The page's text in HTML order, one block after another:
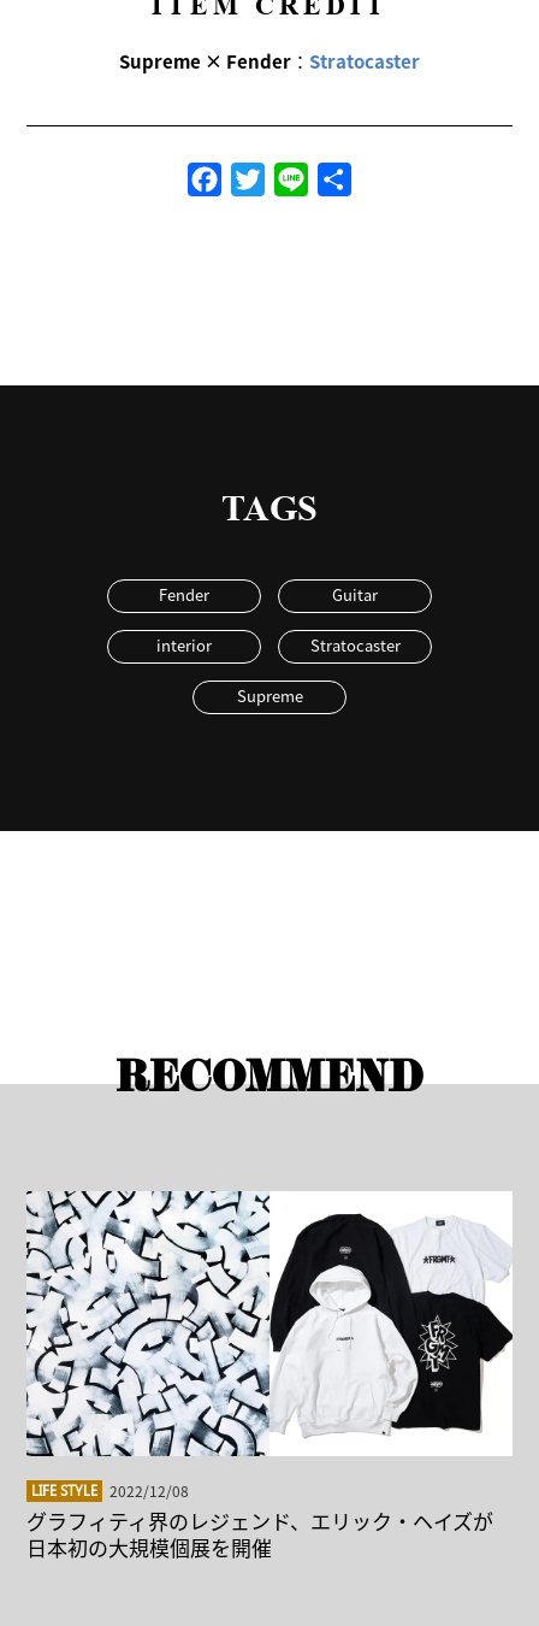
Supreme × Fender： Stratocaster
FacebookTwitterLine
TAGS
Fender Guitar
interior Stratocaster
Supreme
RECOMMEND
LIFE STYLE 2022/12/08
グラフィティ界のレジェンド、エリック・ヘイズが
日本初の大規模個展を開催